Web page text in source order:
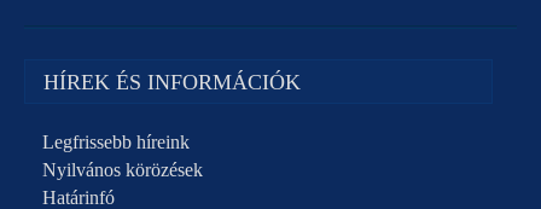
HÍREK ÉS INFORMÁCIÓK
Legfrissebb híreink
Nyilvános körözések
Határinfó